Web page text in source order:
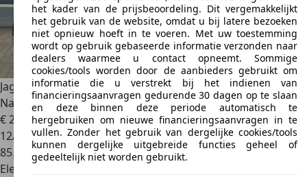
Jaguar I-PaceEV400 First Edition 90 kWh | SoH 89,9% |
Navigatie
€ 22.940
12/2018
85.040 km
Elektrisch
het kader van de prijsbeoordeling. Dit vergemakkelijkt
het gebruik van de website, omdat u bij latere bezoeken
niet opnieuw hoeft in te voeren. Met uw toestemming
wordt op gebruik gebaseerde informatie verzonden naar
dealers waarmee u contact opneemt. Sommige
cookies/tools worden door de aanbieders gebruikt om
informatie die u verstrekt bij het indienen van
financieringsaanvragen gedurende 30 dagen op te slaan
en deze binnen deze periode automatisch te
hergebruiken om nieuwe financieringsaanvragen in te
vullen. Zonder het gebruik van dergelijke cookies/tools
kunnen dergelijke uitgebreide functies geheel of
gedeeltelijk niet worden gebruikt.